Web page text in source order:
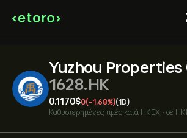
Yuzhou Properties
1628.HK
0.1170‎$‎0(-1.68%)(1D)
Καθυστερημένες τιμές κατά HKEX • σε